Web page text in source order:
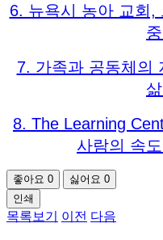
6. 뉴욕시 농아 교회,
7. 가족과 공동체의
8. The Learning
사람의 속
좋아요 0 싫어요 0
인쇄
목록보기 이전 다음